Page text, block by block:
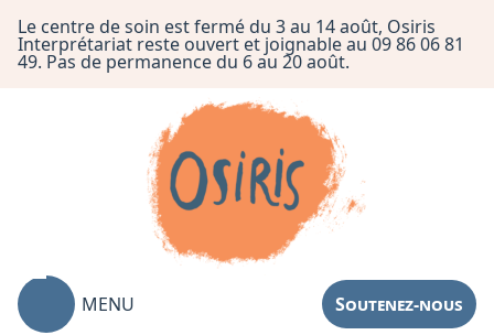
Le centre de soin est fermé du 3 au 14 août, Osiris
Interprétariat reste ouvert et joignable au 09 86 06 81
49. Pas de permanence du 6 au 20 août.
MENU Soutenez-nous